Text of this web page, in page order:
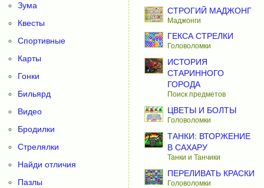
Зума
Квесты
Спортивные
Карты
Гонки
Бильярд
Видео
Бродилки
Стрелялки
Найди отличия
Пазлы
СТРОГИЙ МАДЖОНГ
Маджонги
ГЕКСА СТРЕЛКИ
Головоломки
ИСТОРИЯ
СТАРИННОГО
ГОРОДА
Поиск предметов
ЦВЕТЫ И БОЛТЫ
Головоломки
ТАНКИ: ВТОРЖЕНИЕ
В САХАРУ
Танки и Танчики
ПЕРЕЛИВАТЬ КРАСКИ
Головоломки